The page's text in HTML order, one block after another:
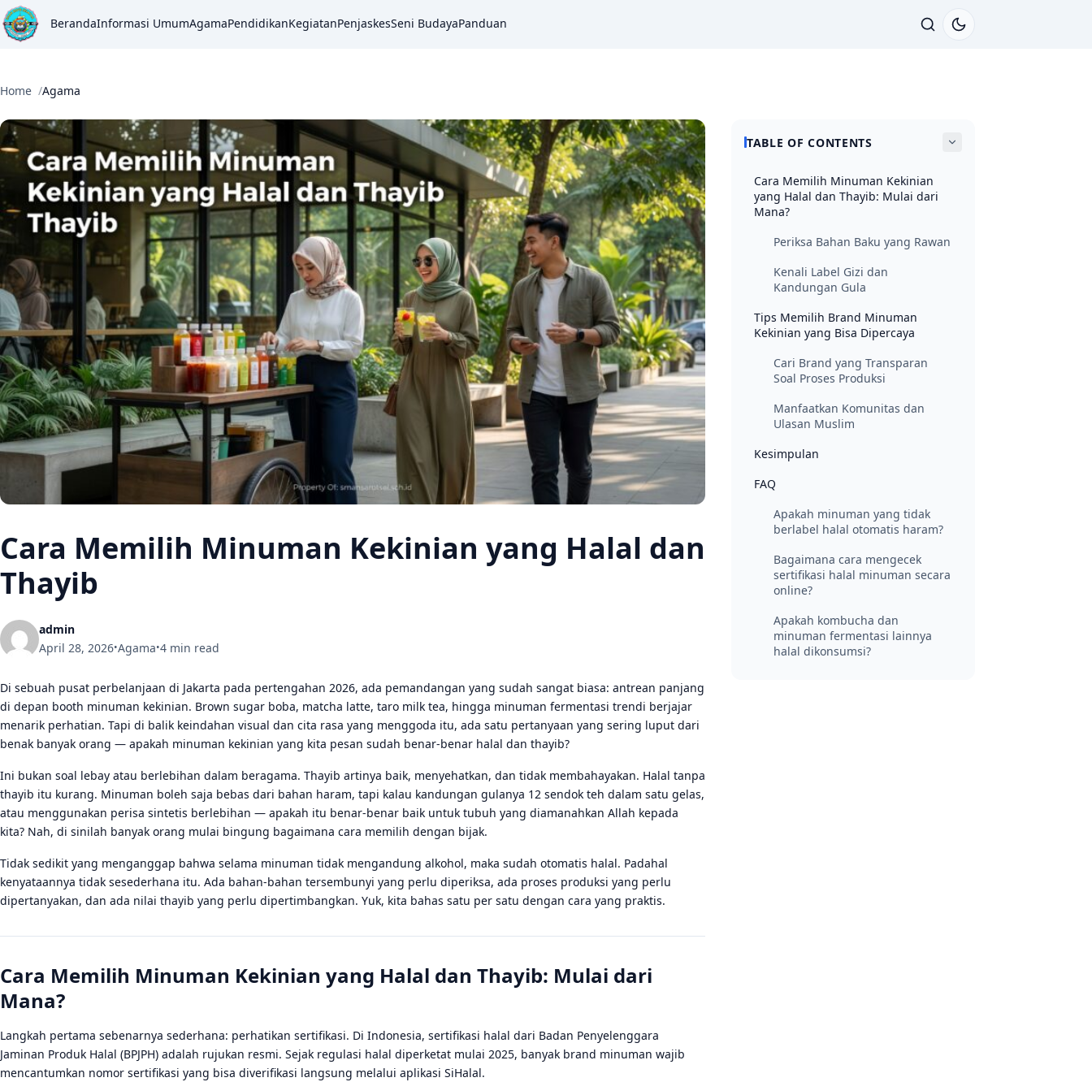
BerandaInformasi UmumAgamaPendidikanKegiatanPenjaskesSeni BudayaPanduan
Home Agama
Cara Memilih Minuman Kekinian yang Halal dan
Thayib
admin
April 28, 2026•Agama•4 min read
Di sebuah pusat perbelanjaan di Jakarta pada pertengahan 2026, ada pemandangan yang sudah sangat biasa: antrean panjang
di depan booth minuman kekinian. Brown sugar boba, matcha latte, taro milk tea, hingga minuman fermentasi trendi berjajar
menarik perhatian. Tapi di balik keindahan visual dan cita rasa yang menggoda itu, ada satu pertanyaan yang sering luput dari
benak banyak orang — apakah minuman kekinian yang kita pesan sudah benar-benar halal dan thayib?
Ini bukan soal lebay atau berlebihan dalam beragama. Thayib artinya baik, menyehatkan, dan tidak membahayakan. Halal tanpa
thayib itu kurang. Minuman boleh saja bebas dari bahan haram, tapi kalau kandungan gulanya 12 sendok teh dalam satu gelas,
atau menggunakan perisa sintetis berlebihan — apakah itu benar-benar baik untuk tubuh yang diamanahkan Allah kepada
kita? Nah, di sinilah banyak orang mulai bingung bagaimana cara memilih dengan bijak.
Tidak sedikit yang menganggap bahwa selama minuman tidak mengandung alkohol, maka sudah otomatis halal. Padahal
kenyataannya tidak sesederhana itu. Ada bahan-bahan tersembunyi yang perlu diperiksa, ada proses produksi yang perlu
dipertanyakan, dan ada nilai thayib yang perlu dipertimbangkan. Yuk, kita bahas satu per satu dengan cara yang praktis.
Cara Memilih Minuman Kekinian yang Halal dan Thayib: Mulai dari
Mana?
Langkah pertama sebenarnya sederhana: perhatikan sertifikasi. Di Indonesia, sertifikasi halal dari Badan Penyelenggara
Jaminan Produk Halal (BPJPH) adalah rujukan resmi. Sejak regulasi halal diperketat mulai 2025, banyak brand minuman wajib
mencantumkan nomor sertifikasi yang bisa diverifikasi langsung melalui aplikasi SiHalal.
TABLE OF CONTENTS
Cara Memilih Minuman Kekinian
yang Halal dan Thayib: Mulai dari
Mana?
Periksa Bahan Baku yang Rawan
Kenali Label Gizi dan
Kandungan Gula
Tips Memilih Brand Minuman
Kekinian yang Bisa Dipercaya
Cari Brand yang Transparan
Soal Proses Produksi
Manfaatkan Komunitas dan
Ulasan Muslim
Kesimpulan
FAQ
Apakah minuman yang tidak
berlabel halal otomatis haram?
Bagaimana cara mengecek
sertifikasi halal minuman secara
online?
Apakah kombucha dan
minuman fermentasi lainnya
halal dikonsumsi?